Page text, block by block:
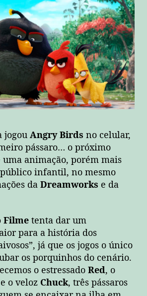
jogou Angry Birds no celular,
pássaro… o próximo
animação, porém mais
infantil, no mesmo
da Dreamworks e da
Filme tenta dar um
para a história dos
já que os jogos o único
os porquinhos do cenário.
o estressado Red, o
e o veloz Chuck, três pássaros